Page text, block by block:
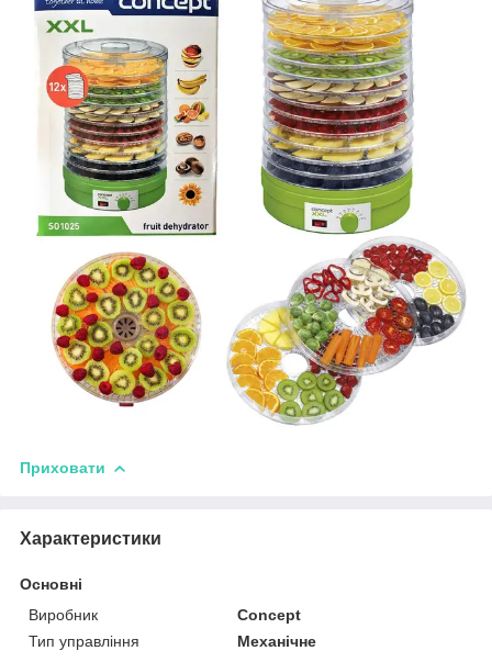
Приховати
Характеристики
Основні
Виробник
Concept
Тип управління
Механічне